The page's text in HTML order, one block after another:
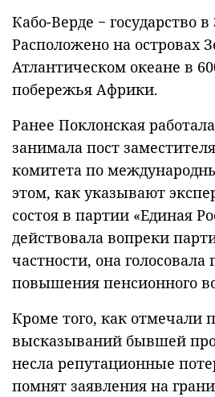
Кабо-Верде − государство
Расположено на островах
Атлантическом океане в
побережья Африки.
Ранее Поклонская
занимала пост
комитета по
этом, как указывают
состоя в партии «Единая
действовала вопреки
частности, она голосовала
повышения пенсионного
Кроме того, как отмечали
высказываний бывшей
несла репутационные
помнят заявления на